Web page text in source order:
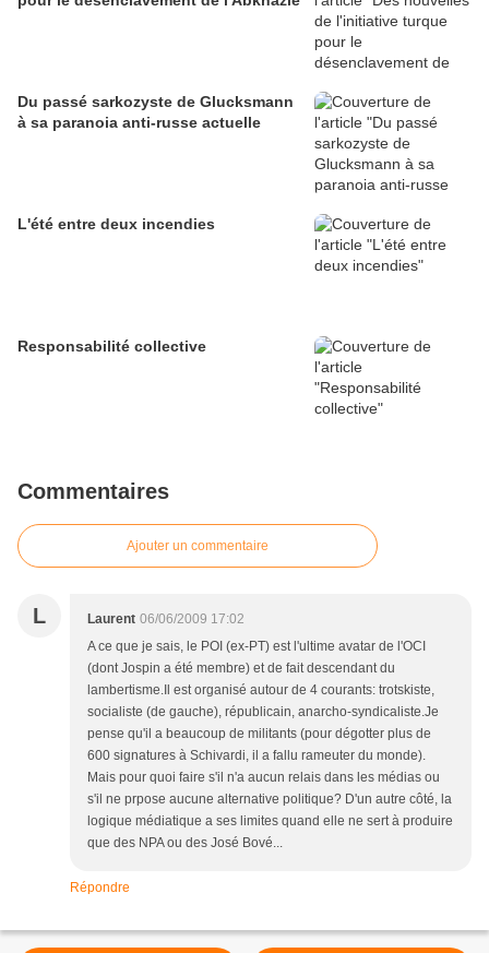
Du passé sarkozyste de Glucksmann
à sa paranoia anti-russe actuelle
L'été entre deux incendies
Responsabilité collective
Commentaires
Ajouter un commentaire
L Laurent 06/06/2009 17:02
A ce que je sais, le POI (ex-PT) est l'ultime avatar de l'OCI
(dont Jospin a été membre) et de fait descendant du
lambertisme.Il est organisé autour de 4 courants: trotskiste,
socialiste (de gauche), républicain, anarcho-syndicaliste.Je
pense qu'il a beaucoup de militants (pour dégotter plus de
600 signatures à Schivardi, il a fallu rameuter du monde).
Mais pour quoi faire s'il n'a aucun relais dans les médias ou
s'il ne prpose aucune alternative politique? D'un autre côté, la
logique médiatique a ses limites quand elle ne sert à produire
que des NPA ou des José Bové...
Répondre